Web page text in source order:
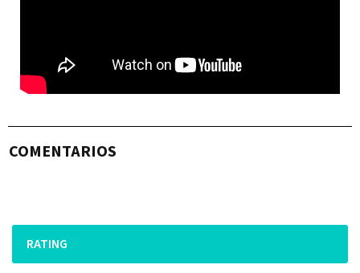
COMENTARIOS
RATING